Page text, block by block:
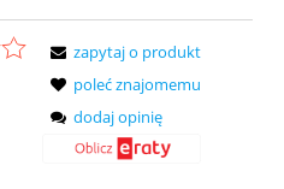
zapytaj o produkt
poleć znajomemu
dodaj opinię